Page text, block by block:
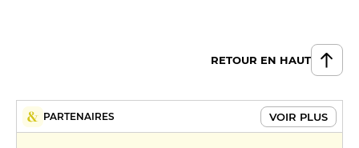
RETOUR EN HAUT
PARTENAIRES VOIR PLUS